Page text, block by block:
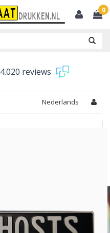
0
4.020 reviews
Nederlands